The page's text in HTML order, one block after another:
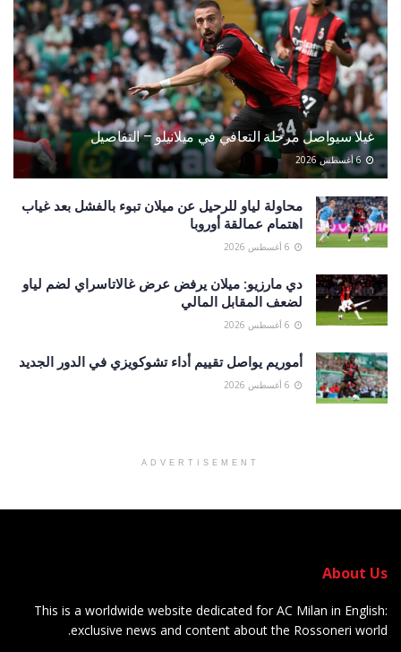
غيلا سيواصل مرحلة التعافي في ميلانيلو – التفاصيل
محاولة لياو للرحيل عن ميلان تبوء بالفشل بعد غياب
اهتمام عمالقة أوروبا
دي مارزيو: ميلان يرفض عرض غالاتاسراي لضم لياو
لضعف المقابل المالي
أموريم يواصل تقييم أداء تشوكويزي في الدور الجديد
ADVERTISEMENT
About Us
This is a worldwide website dedicated for AC Milan in English:
exclusive news and content about the Rossoneri world.